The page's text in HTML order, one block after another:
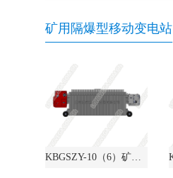
矿用隔爆型移动变电站
KBGSZY-10（6）矿用隔爆型变流移动变电站